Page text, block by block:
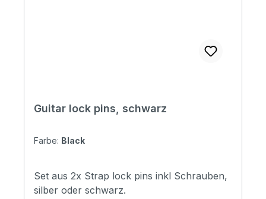
Guitar lock pins, schwarz
Farbe: Black
Set aus 2x Strap lock pins inkl Schrauben,
silber oder schwarz.